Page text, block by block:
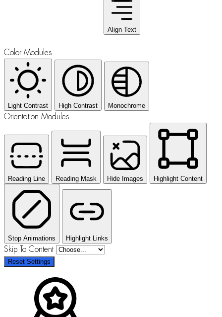
Align Text
Color Modules
Light Contrast High Contrast Monochrome
Orientation Modules
Reading Line Reading Mask Hide Images Highlight Content
Stop Animations Highlight Links
Skip To Content
Reset Settings